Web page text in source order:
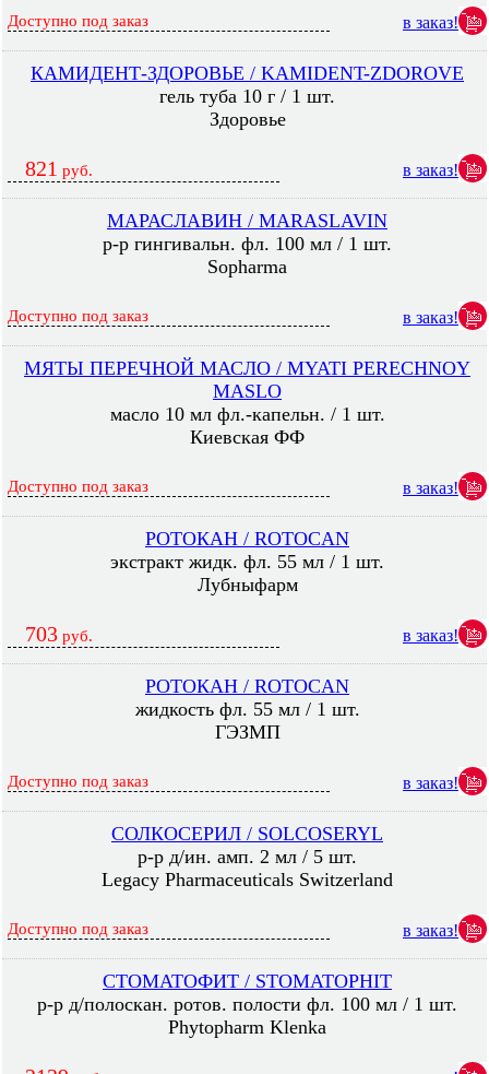
Доступно под заказ в заказ!
КАМИДЕНТ-ЗДОРОВЬЕ / KAMIDENT-ZDOROVE
гель туба 10 г / 1 шт.
Здоровье
821 руб. в заказ!
МАРАСЛАВИН / MARASLAVIN
р-р гингивальн. фл. 100 мл / 1 шт.
Sopharma
Доступно под заказ в заказ!
МЯТЫ ПЕРЕЧНОЙ МАСЛО / MYATI PERECHNOY
MASLO
масло 10 мл фл.-капельн. / 1 шт.
Киевская ФФ
Доступно под заказ в заказ!
РОТОКАН / ROTOCAN
экстракт жидк. фл. 55 мл / 1 шт.
Лубныфарм
703 руб. в заказ!
РОТОКАН / ROTOCAN
жидкость фл. 55 мл / 1 шт.
ГЭЗМП
Доступно под заказ в заказ!
СОЛКОСЕРИЛ / SOLCOSERYL
р-р д/ин. амп. 2 мл / 5 шт.
Legacy Pharmaceuticals Switzerland
Доступно под заказ в заказ!
СТОМАТОФИТ / STOMATOPHIT
р-р д/полоскан. ротов. полости фл. 100 мл / 1 шт.
Phytopharm Klenka